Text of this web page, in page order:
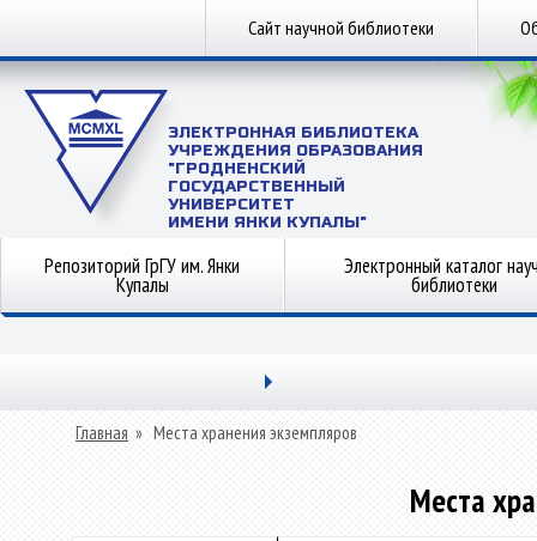
Сайт научной библиотеки
ЭЛЕКТРОННАЯ БИБЛИОТЕКА
УЧРЕЖДЕНИЯ ОБРАЗОВАНИЯ
"ГРОДНЕНСКИЙ
ГОСУДАРСТВЕННЫЙ
УНИВЕРСИТЕТ
ИМЕНИ ЯНКИ КУПАЛЫ"
Репозиторий ГрГУ им. Янки
Купалы
Электронный каталог
библиотеки
Главная » Места хранения экземпляров
Места